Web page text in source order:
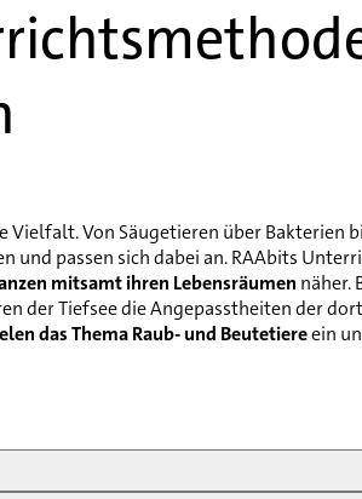
Von Säugetieren über
und passen sich dabei an. RAAbits
mitsamt ihren Lebensräumen näher.
der Tiefsee die Angepasstheiten der
das Thema Raub- und Beutetiereein